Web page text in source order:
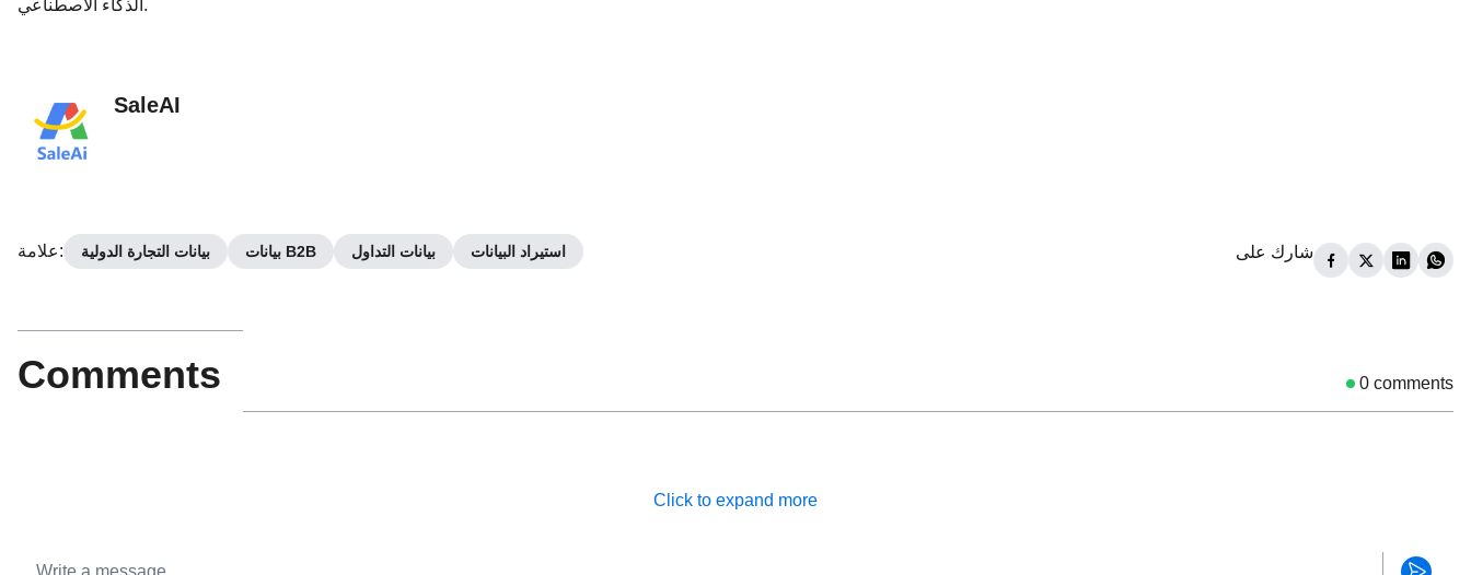
الذكاء الاصطناعي.
SaleAI
علامة: بيانات التجارة الدولية بيانات B2B بيانات التداول استيراد البيانات شارك على
Comments 0 comments
Click to expand more